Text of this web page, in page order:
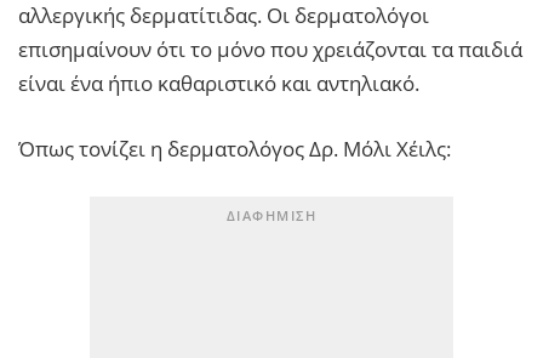
αλλεργικής δερματίτιδας. Οι δερματολόγοι
επισημαίνουν ότι το μόνο που χρειάζονται τα παιδιά
είναι ένα ήπιο καθαριστικό και αντηλιακό.
Όπως τονίζει η δερματολόγος Δρ. Μόλι Χέιλς: